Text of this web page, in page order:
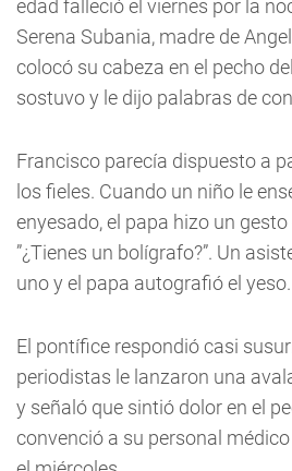
edad falleció el viernes por la
Serena Subania, madre de
colocó su cabeza en el pecho
sostuvo y le dijo palabras de
Francisco parecía dispuesto a
los fieles. Cuando un niño le
enyesado, el papa hizo un
”¿Tienes un bolígrafo?”. Un
uno y el papa autografió el yeso.
El pontífice respondió casi
periodistas le lanzaron una
y señaló que sintió dolor en el
convenció a su personal